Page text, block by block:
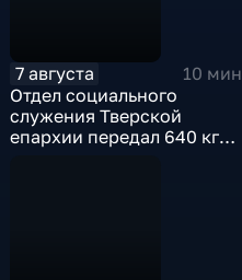
7 августа
10 мин
Отдел социального
служения Тверской
епархии передал 640 кг